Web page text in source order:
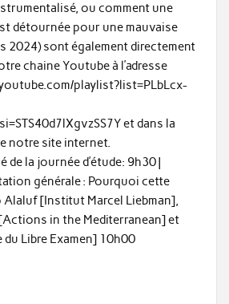
ou comment une
détournée pour une mauvaise
2024) sont également directement
chaine Youtube à l’adresse
playlist?list=PLbLcx-
et dans la
notre site internet.
de la journée d’étude: 9h30 |
générale : Pourquoi cette
Alaluf [Institut Marcel Liebman],
in the Mediterranean] et
du Libre Examen] 10h00